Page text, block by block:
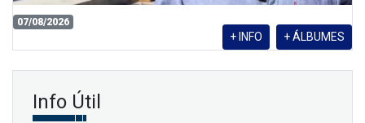
07/08/2026
+ ÁLBUMES
+ INFO
Info Útil